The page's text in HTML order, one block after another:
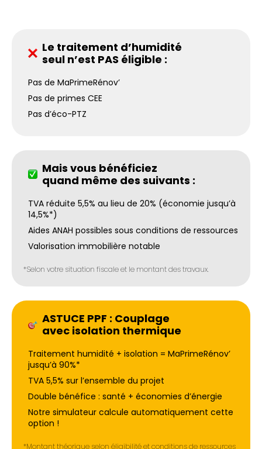
Le traitement d’humidité
seul n’est PAS éligible :
Pas de MaPrimeRénov’
Pas de primes CEE
Pas d’éco-PTZ
Mais vous bénéficiez
quand même des suivants :
TVA réduite 5,5% au lieu de 20% (économie jusqu’à
14,5%*)
Aides ANAH possibles sous conditions de ressources
Valorisation immobilière notable
*Selon votre situation fiscale et le montant des travaux.
ASTUCE PPF : Couplage
avec isolation thermique
Traitement humidité + isolation = MaPrimeRénov’
jusqu’à 90%*
TVA 5,5% sur l’ensemble du projet
Double bénéfice : santé + économies d’énergie
Notre simulateur calcule automatiquement cette
option !
*Montant théorique selon éligibilité et conditions de ressources